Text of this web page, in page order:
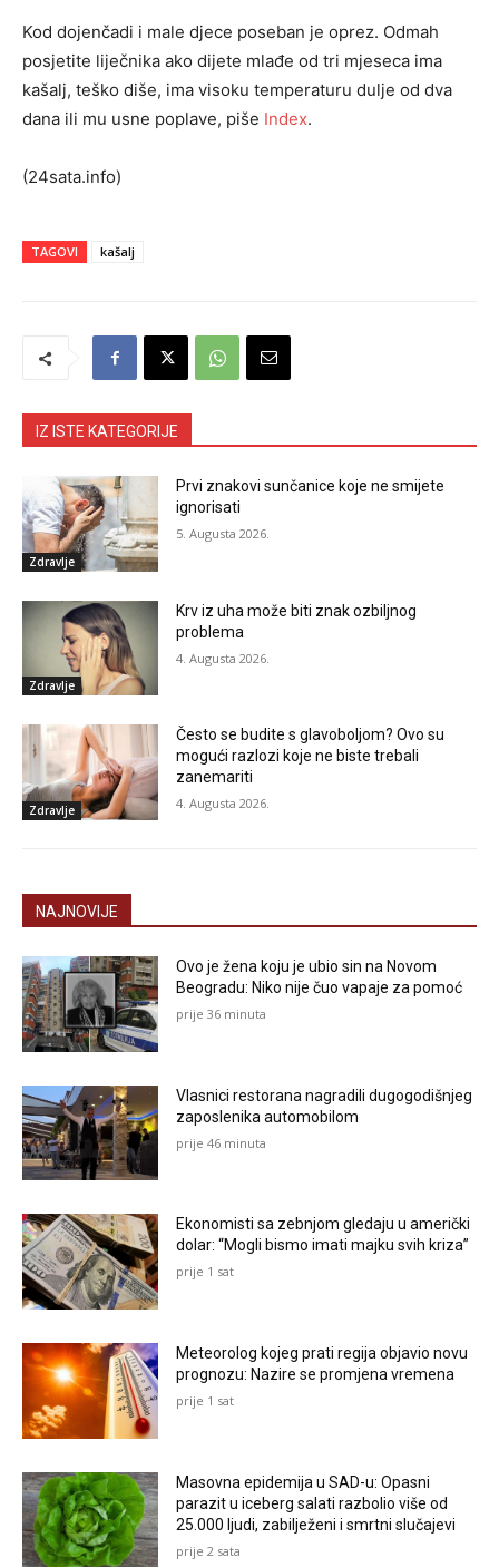
Kod dojenčadi i male djece poseban je oprez. Odmah
posjetite liječnika ako dijete mlađe od tri mjeseca ima
kašalj, teško diše, ima visoku temperaturu dulje od dva
dana ili mu usne poplave, piše Index.
(24sata.info)
TAGOVI kašalj
IZ ISTE KATEGORIJE
Zdravlje
Prvi znakovi sunčanice koje ne smijete
ignorisati
5. Augusta 2026.
Zdravlje
Krv iz uha može biti znak ozbiljnog
problema
4. Augusta 2026.
Zdravlje
Često se budite s glavoboljom? Ovo su
mogući razlozi koje ne biste trebali
zanemariti
4. Augusta 2026.
NAJNOVIJE
Ovo je žena koju je ubio sin na Novom
Beogradu: Niko nije čuo vapaje za pomoć
prije 36 minuta
Vlasnici restorana nagradili dugogodišnjeg
zaposlenika automobilom
prije 46 minuta
Ekonomisti sa zebnjom gledaju u američki
dolar: “Mogli bismo imati majku svih kriza”
prije 1 sat
Meteorolog kojeg prati regija objavio novu
prognozu: Nazire se promjena vremena
prije 1 sat
Masovna epidemija u SAD-u: Opasni
parazit u iceberg salati razbolio više od
25.000 ljudi, zabilježeni i smrtni slučajevi
prije 2 sata